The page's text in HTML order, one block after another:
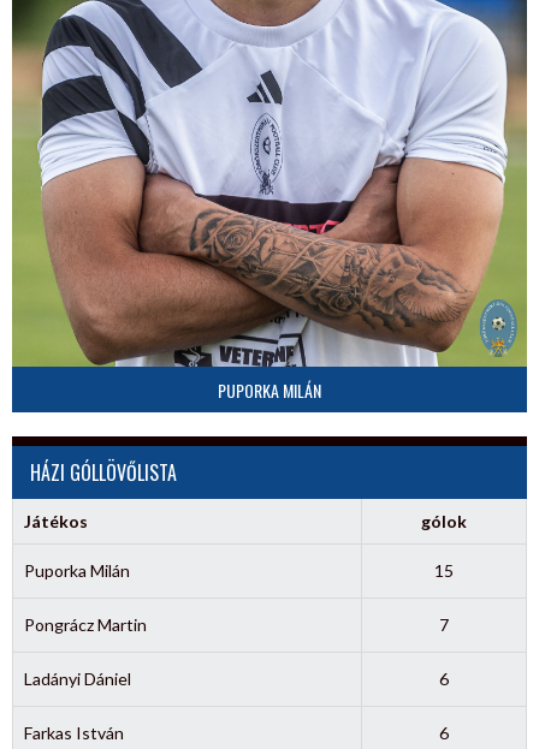
PUPORKA MILÁN
HÁZI GÓLLÖVŐLISTA
Játékos gólok
Puporka Milán 15
Pongrácz Martin 7
Ladányi Dániel 6
Farkas István 6